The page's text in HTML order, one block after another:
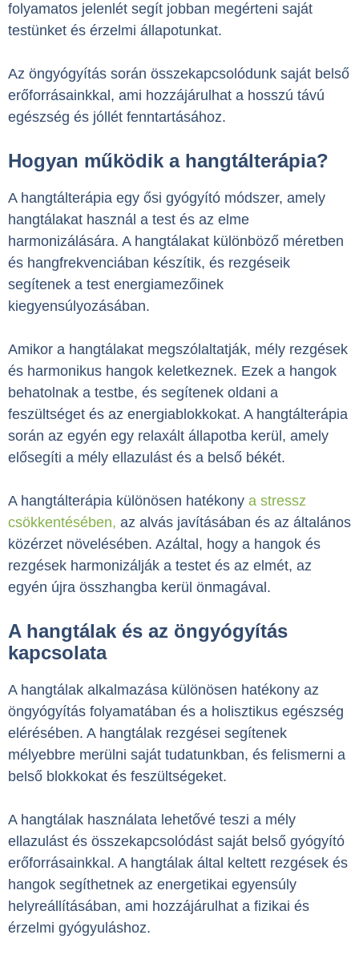
folyamatos jelenlét segít jobban megérteni saját
testünket és érzelmi állapotunkat.
Az öngyógyítás során összekapcsolódunk saját belső
erőforrásainkkal, ami hozzájárulhat a hosszú távú
egészség és jóllét fenntartásához.
Hogyan működik a hangtálterápia?
A hangtálterápia egy ősi gyógyító módszer, amely
hangtálakat használ a test és az elme
harmonizálására. A hangtálakat különböző méretben
és hangfrekvenciában készítik, és rezgéseik
segítenek a test energiamezőinek
kiegyensúlyozásában.
Amikor a hangtálakat megszólaltatják, mély rezgések
és harmonikus hangok keletkeznek. Ezek a hangok
behatolnak a testbe, és segítenek oldani a
feszültséget és az energiablokkokat. A hangtálterápia
során az egyén egy relaxált állapotba kerül, amely
elősegíti a mély ellazulást és a belső békét.
A hangtálterápia különösen hatékony a stressz
csökkentésében, az alvás javításában és az általános
közérzet növelésében. Azáltal, hogy a hangok és
rezgések harmonizálják a testet és az elmét, az
egyén újra összhangba kerül önmagával.
A hangtálak és az öngyógyítás
kapcsolata
A hangtálak alkalmazása különösen hatékony az
öngyógyítás folyamatában és a holisztikus egészség
elérésében. A hangtálak rezgései segítenek
mélyebbre merülni saját tudatunkban, és felismerni a
belső blokkokat és feszültségeket.
A hangtálak használata lehetővé teszi a mély
ellazulást és összekapcsolódást saját belső gyógyító
erőforrásainkkal. A hangtálak által keltett rezgések és
hangok segíthetnek az energetikai egyensúly
helyreállításában, ami hozzájárulhat a fizikai és
érzelmi gyógyuláshoz.